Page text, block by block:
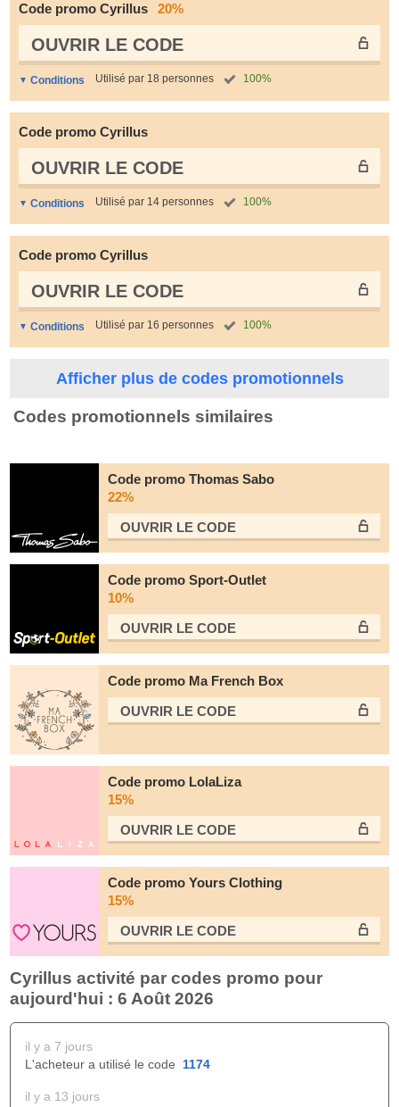
Code promo Cyrillus 20%
OUVRIR LE СODE
Conditions Utilisé par 18 personnes 100%
Code promo Cyrillus
OUVRIR LE СODE
Conditions Utilisé par 14 personnes 100%
Code promo Cyrillus
OUVRIR LE СODE
Conditions Utilisé par 16 personnes 100%
Afficher plus de codes promotionnels
Codes promotionnels similaires
Code promo Thomas Sabo
22%
OUVRIR LE СODE
Code promo Sport-Outlet
10%
OUVRIR LE СODE
Code promo Ma French Box
OUVRIR LE СODE
Code promo LolaLiza
15%
OUVRIR LE СODE
Code promo Yours Clothing
15%
OUVRIR LE СODE
Cyrillus activité par codes promo pour
aujourd'hui : 6 Août 2026
il y a 7 jours
L'acheteur a utilisé le code 1174
il y a 13 jours